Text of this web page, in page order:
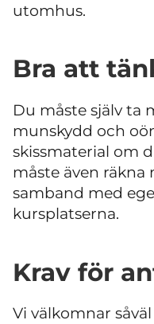
utomhus.
Bra att
Du måste själv ta
munskydd och
skissmaterial om
måste även räkna
samband med
kursplatserna.
Krav för
Vi välkomnar